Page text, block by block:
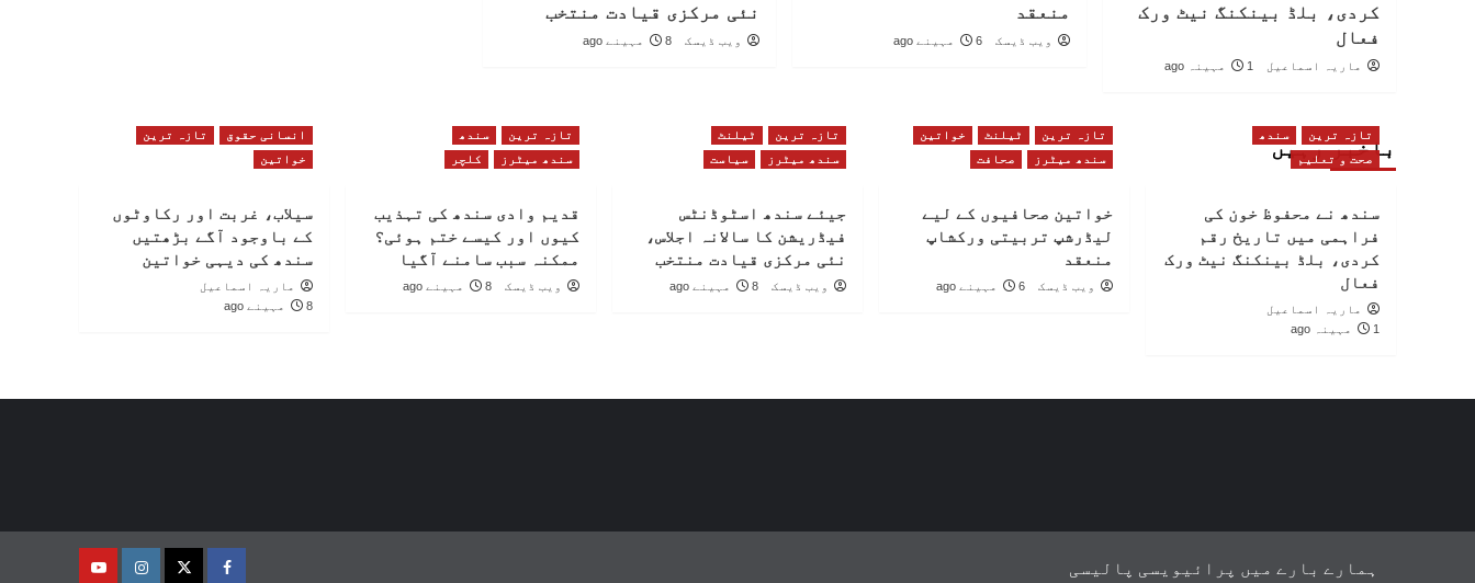
کردی، بلڈ بینکنگ نیٹ ورک
فعال
ماریہ اسماعیل 1 مہینہ ago
منعقد
ویب ڈیسک 6 مہینے ago
نئی مرکزی قیادت منتخب
ویب ڈیسک 8 مہینے ago
باخبر رہیں
تازہ ترین
سندھ
صحت و تعلیم
سندھ نے محفوظ خون کی
فراہمی میں تاریخ رقم
کردی، بلڈ بینکنگ نیٹ ورک
فعال
ماریہ اسماعیل
1 مہینہ ago
تازہ ترین ٹیلنٹ
خواتین
سندھ میٹرز
صحافت
خواتین صحافیوں کے لیے
لیڈرشپ تربیتی ورکشاپ
منعقد
ویب ڈیسک 6 مہینے ago
تازہ ترین
ٹیلنٹ
سندھ میٹرز
سیاست
جیئے سندھ اسٹوڈنٹس
فیڈریشن کا سالانہ اجلاس،
نئی مرکزی قیادت منتخب
ویب ڈیسک 8 مہینے ago
تازہ ترین
سندھ
سندھ میٹرز
کلچر
قدیم وادی سندھ کی تہذیب
کیوں اور کیسے ختم ہوئی؟
ممکنہ سبب سامنے آگیا
ویب ڈیسک 8 مہینے ago
انسانی حقوق
تازہ ترین
خواتین
سیلاب، غربت اور رکاوٹوں
کے باوجود آگے بڑھتیں
سندھ کی دیہی خواتین
ماریہ اسماعیل
8 مہینے ago
ہمارے بارے میں پرائیویسی پالیسی فیس ٹوئٹرانسٹاگرام
یوٹیوب